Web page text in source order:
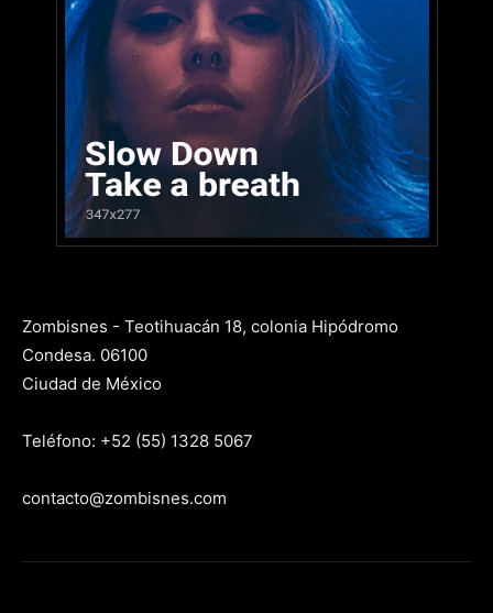
Zombisnes - Teotihuacán 18, colonia Hipódromo
Condesa. 06100
Ciudad de México
Teléfono: +52 (55) 1328 5067
contacto@zombisnes.com